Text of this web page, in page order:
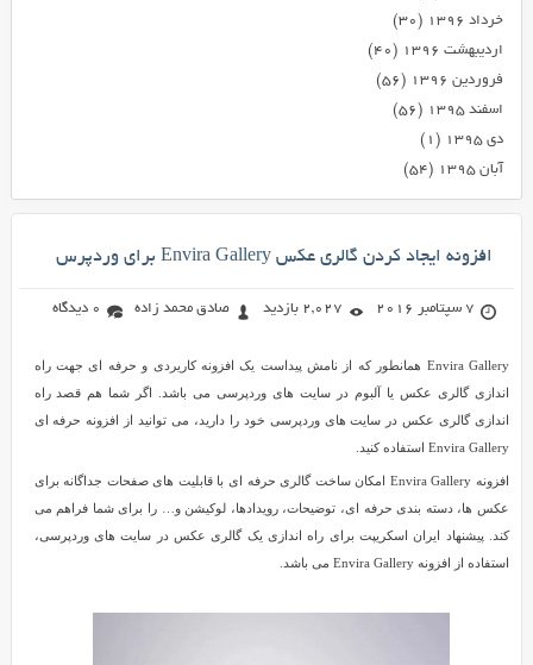
خرداد ۱۳۹۶
(۳۰)
اردیبهشت ۱۳۹۶
(۴۰)
فروردین ۱۳۹۶
(۵۶)
اسفند ۱۳۹۵
(۵۶)
دی ۱۳۹۵
(۱)
آبان ۱۳۹۵
(۵۴)
افزونه ایجاد کردن گالری عکس Envira Gallery برای وردپرس
7 سپتامبر 2016 2,027 بازدید صادق محمد زاده 0 دیدگاه
Envira Gallery همانطور که از نامش پیداست یک افزونه کاریردی و حرفه ای جهت راه
اندازی گالری عکس یا آلبوم در سایت های وردپرسی می باشد. اگر شما هم قصد راه
اندازی گالری عکس در سایت های وردپرسی خود را دارید، می توانید از افزونه حرفه ای
Envira Gallery استفاده کنید.
افزونه Envira Gallery امکان ساخت گالری حرفه ای با قابلیت های صفحات جداگانه برای
عکس ها، دسته بندی حرفه ای، توضیحات، رویدادها، لوکیشن و… را برای شما فراهم می
کند. پیشنهاد ایران اسکریپت برای راه اندازی یک گالری عکس در سایت های وردپرسی،
استفاده از افزونه Envira Gallery می باشد.